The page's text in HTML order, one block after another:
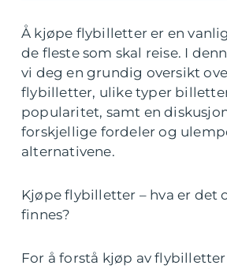
Å kjøpe flybilletter er en
de fleste som skal reise. I
vi deg en grundig oversikt
flybilletter, ulike typer
popularitet, samt en
forskjellige fordeler og
alternativene.
Kjøpe flybilletter – hva er det
finnes?
For å forstå kjøp av